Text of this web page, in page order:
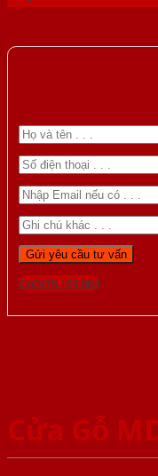
Gọi 0976.169.864
Cửa Gỗ